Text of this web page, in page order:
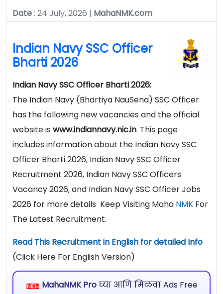
Date: 24 July, 2026 | MahaNMK.com
Indian Navy SSC Officer
Bharti 2026
Indian Navy SSC Officer Bharti 2026:
The Indian Navy (Bhartiya NauSena) SSC Officer
has the following new vacancies and the official
website is www.indiannavy.nic.in. This page
includes information about the Indian Navy SSC
Officer Bharti 2026, Indian Navy SSC Officer
Recruitment 2026, Indian Navy SSC Officers
Vacancy 2026, and Indian Navy SSC Officer Jobs
2026 for more details Keep Visiting Maha NMK For
The Latest Recruitment.
Read This Recruitment in English for detailed Info
(Click Here For English Version)
MahaNMK Proघ्या आणि मिळवा Ads Free